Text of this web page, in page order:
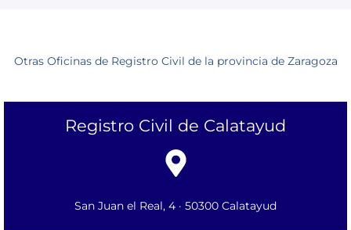
Otras Oficinas de Registro Civil de la provincia de Zaragoza
Registro Civil de Calatayud
San Juan el Real, 4 · 50300 Calatayud